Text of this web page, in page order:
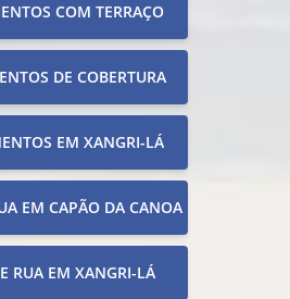
COM TERRAÇO
DE COBERTURA
EM XANGRI-LÁ
EM CAPÃO DA CANOA
RUA EM XANGRI-LÁ